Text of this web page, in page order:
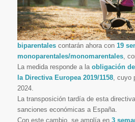
biparentalescontarán ahora con 19
monoparentales/monomarentales,
La medida responde a la obligación
la Directiva Europea 2019/1158, cuyo
2024.
La transposición tardía de esta
sanciones económicas a España.
Con este cambio, se amplía en 3